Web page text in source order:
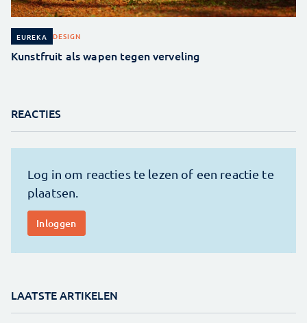
EUREKA DESIGN
Kunstfruit als wapen tegen verveling
REACTIES
LAATSTE ARTIKELEN